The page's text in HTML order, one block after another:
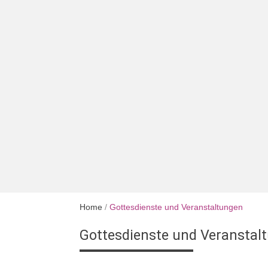
Home / Gottesdienste und Veranstaltungen
Gottesdienste und